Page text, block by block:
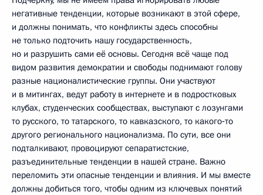
негативные тенденции, которые возникают в этой сфере,
и должны понимать, что конфликты здесь способны
не только подточить нашу государственность,
но и разрушить сами её основы. Сегодня всё чаще под
видом развития демократии и свободы поднимают голову
разные националистические группы. Они участвуют
и в митингах, ведут работу в интернете и в подростковых
клубах, студенческих сообществах, выступают с лозунгами
то русского, то татарского, то кавказского, то какого‑то
другого регионального национализма. По сути, все они
подталкивают, провоцируют сепаратистские,
разъединительные тенденции в нашей стране. Важно
переломить эти опасные тенденции и влияния. И мы вместе
должны добиться того, чтобы одним из ключевых понятий